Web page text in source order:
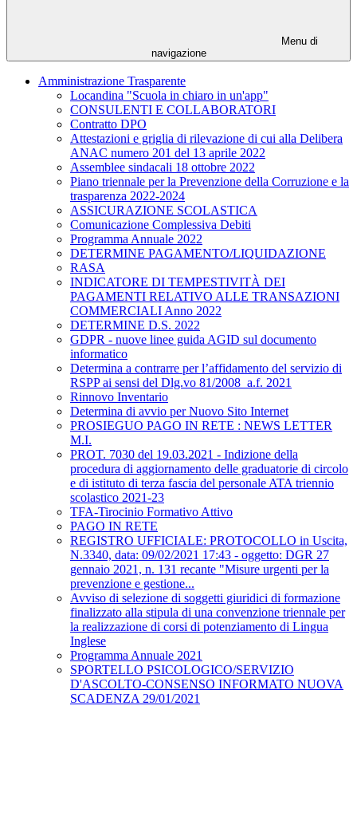
Menu di
navigazione
Amministrazione Trasparente
Locandina "Scuola in chiaro in un'app"
CONSULENTI E COLLABORATORI
Contratto DPO
Attestazioni e griglia di rilevazione di cui alla Delibera
ANAC numero 201 del 13 aprile 2022
Assemblee sindacali 18 ottobre 2022
Piano triennale per la Prevenzione della Corruzione e la
trasparenza 2022-2024
ASSICURAZIONE SCOLASTICA
Comunicazione Complessiva Debiti
Programma Annuale 2022
DETERMINE PAGAMENTO/LIQUIDAZIONE
RASA
INDICATORE DI TEMPESTIVITÀ DEI
PAGAMENTI RELATIVO ALLE TRANSAZIONI
COMMERCIALI Anno 2022
DETERMINE D.S. 2022
GDPR - nuove linee guida AGID sul documento
informatico
Determina a contrarre per l’affidamento del servizio di
RSPP ai sensi del Dlg.vo 81/2008_a.f. 2021
Rinnovo Inventario
Determina di avvio per Nuovo Sito Internet
PROSIEGUO PAGO IN RETE : NEWS LETTER
M.I.
PROT. 7030 del 19.03.2021 - Indizione della
procedura di aggiornamento delle graduatorie di circolo
e di istituto di terza fascia del personale ATA triennio
scolastico 2021-23
TFA-Tirocinio Formativo Attivo
PAGO IN RETE
REGISTRO UFFICIALE: PROTOCOLLO in Uscita,
N.3340, data: 09/02/2021 17:43 - oggetto: DGR 27
gennaio 2021, n. 131 recante "Misure urgenti per la
prevenzione e gestione...
Avviso di selezione di soggetti giuridici di formazione
finalizzato alla stipula di una convenzione triennale per
la realizzazione di corsi di potenziamento di Lingua
Inglese
Programma Annuale 2021
SPORTELLO PSICOLOGICO/SERVIZIO
D'ASCOLTO-CONSENSO INFORMATO NUOVA
SCADENZA 29/01/2021